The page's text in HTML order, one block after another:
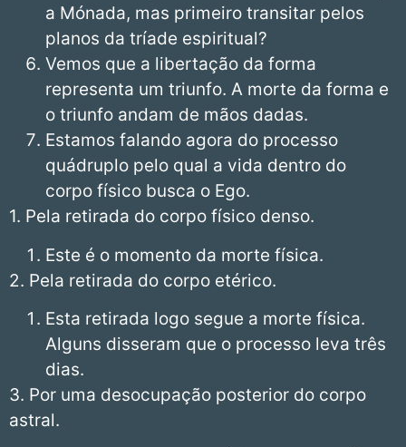
a Mónada, mas primeiro transitar pelos
planos da tríade espiritual?
Vemos que a libertação da forma
representa um triunfo. A morte da forma e
o triunfo andam de mãos dadas.
Estamos falando agora do processo
quádruplo pelo qual a vida dentro do
corpo físico busca o Ego.
1. Pela retirada do corpo físico denso.
Este é o momento da morte física.
2. Pela retirada do corpo etérico.
Esta retirada logo segue a morte física.
Alguns disseram que o processo leva três
dias.
3. Por uma desocupação posterior do corpo
astral.